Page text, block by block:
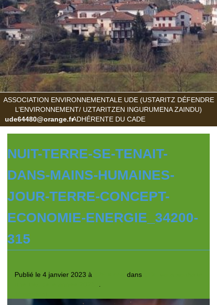
ASSOCIATION ENVIRONNEMENTALE UDE (USTARITZ DÉFENDRE
L’ENVIRONNEMENT/ UZTARITZEN INGURUMENA ZAINDU)
ADHÉRENTE DU CADE
ude64480@orange.fr
NUIT-TERRE-SE-TENAIT-
DANS-MAINS-HUMAINES-
JOUR-TERRE-CONCEPT-
ECONOMIE-ENERGIE_34200-
315
Publié le 4 janvier 2023 à dans